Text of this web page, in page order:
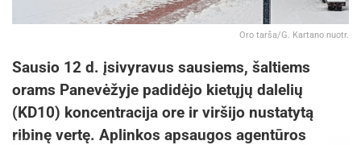
Oro tarša/G. Kartano nuotr.
Sausio 12 d. įsivyravus sausiems, šaltiems
orams Panevėžyje padidėjo kietųjų dalelių
(KD10) koncentracija ore ir viršijo nustatytą
ribinę vertę. Aplinkos apsaugos agentūros